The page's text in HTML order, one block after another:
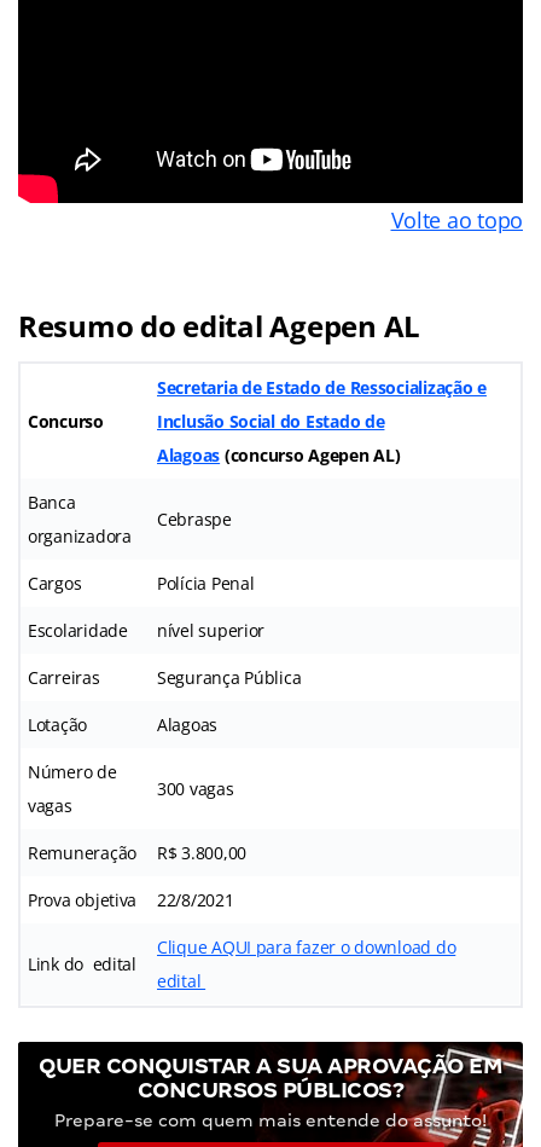
Volte ao topo
Resumo do edital Agepen AL
Concurso
Secretaria de Estado de Ressocialização e
Inclusão Social do Estado de
Alagoas (concurso Agepen AL)
Banca
organizadora
Cebraspe
Cargos Polícia Penal
Escolaridade nível superior
Carreiras Segurança Pública
Lotação Alagoas
Número de
vagas
300 vagas
Remuneração R$ 3.800,00
Prova objetiva 22/8/2021
Link do edital
Clique AQUI para fazer o download do
edital
QUER CONQUISTAR A SUA APROVAÇÃO EM
CONCURSOS PÚBLICOS?
Prepare-se com quem mais entende do assunto!